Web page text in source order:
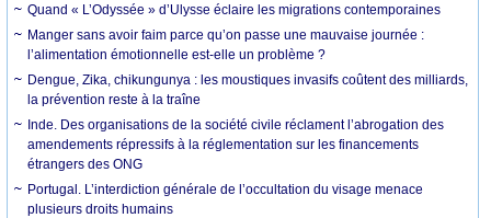
Quand « L’Odyssée » d’Ulysse éclaire les migrations contemporaines
Manger sans avoir faim parce qu’on passe une mauvaise journée :
l’alimentation émotionnelle est-elle un problème ?
Dengue, Zika, chikungunya : les moustiques invasifs coûtent des milliards,
la prévention reste à la traîne
Inde. Des organisations de la société civile réclament l’abrogation des
amendements répressifs à la réglementation sur les financements
étrangers des ONG
Portugal. L’interdiction générale de l’occultation du visage menace
plusieurs droits humains